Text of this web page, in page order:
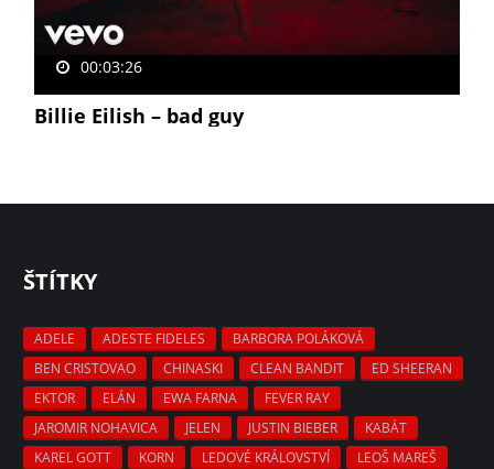
00:03:26
Billie Eilish – bad guy
ŠTÍTKY
ADELE ADESTE FIDELES
BARBORA POLÁKOVÁ
BEN CRISTOVAO
CHINASKI CLEAN BANDIT
ED SHEERAN
EKTOR
ELÁN EWA FARNA
FEVER RAY
JAROMIR NOHAVICA
JELEN JUSTIN BIEBER
KABÁT
KAREL GOTT
KORN LEDOVÉ KRÁLOVSTVÍ
LEOŠ MAREŠ